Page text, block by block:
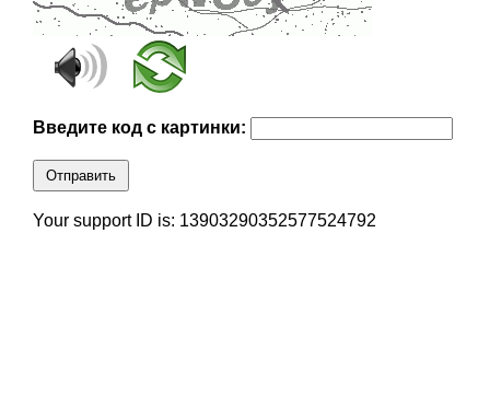
Введите код с картинки:
Отправить
Your support ID is: 13903290352577524792